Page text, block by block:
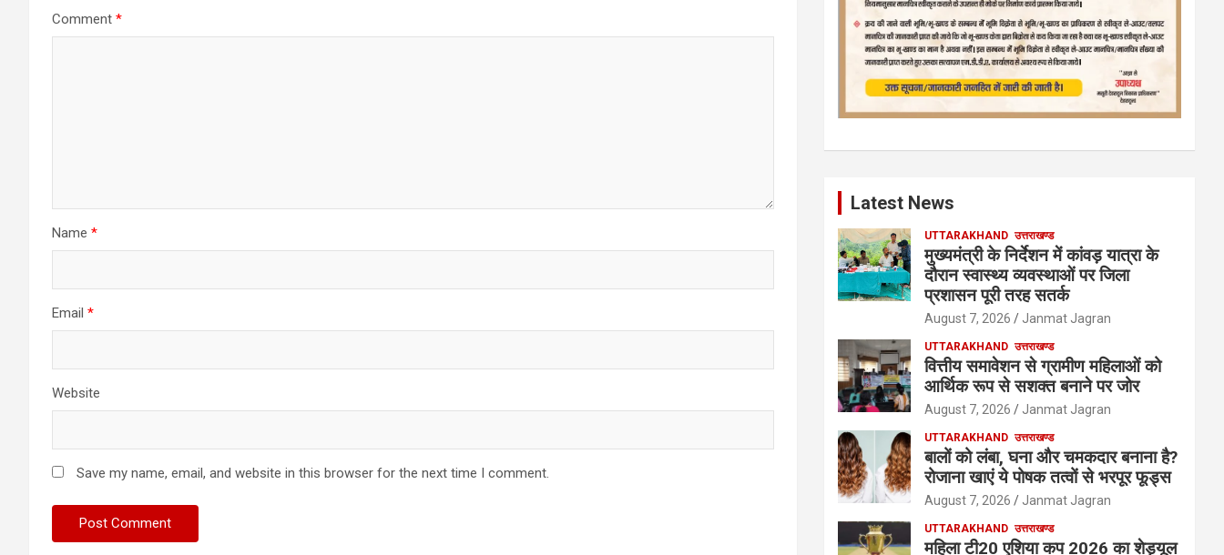
Comment *
Name *
Email *
Website
Save my name, email, and website in this browser for the next time I comment.
Latest News
UTTARAKHAND उत्तराखण्ड
मुख्यमंत्री के निर्देशन में कांवड़ यात्रा के
दौरान स्वास्थ्य व्यवस्थाओं पर जिला
प्रशासन पूरी तरह सतर्क
August 7, 2026 Janmat Jagran
UTTARAKHAND उत्तराखण्ड
वित्तीय समावेशन से ग्रामीण महिलाओं को
आर्थिक रूप से सशक्त बनाने पर जोर
August 7, 2026 Janmat Jagran
UTTARAKHAND उत्तराखण्ड
बालों को लंबा, घना और चमकदार बनाना है?
रोजाना खाएं ये पोषक तत्वों से भरपूर फूड्स
August 7, 2026 Janmat Jagran
UTTARAKHAND उत्तराखण्ड
महिला टी20 एशिया कप 2026 का शेड्यूल